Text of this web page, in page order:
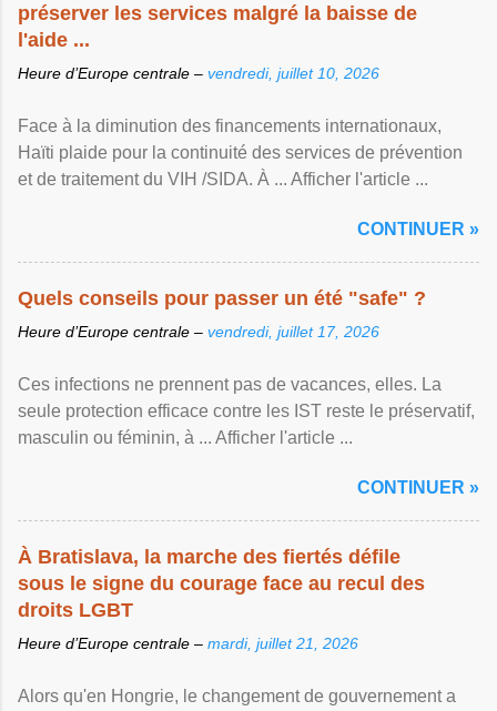
préserver les services malgré la baisse de
l'aide ...
Heure d’Europe centrale – vendredi, juillet 10, 2026
Face à la diminution des financements internationaux,
Haïti plaide pour la continuité des services de prévention
et de traitement du VIH /SIDA. À ... Afficher l'article ...
CONTINUER »
Quels conseils pour passer un été "safe" ?
Heure d’Europe centrale – vendredi, juillet 17, 2026
Ces infections ne prennent pas de vacances, elles. La
seule protection efficace contre les IST reste le préservatif,
masculin ou féminin, à ... Afficher l'article ...
CONTINUER »
À Bratislava, la marche des fiertés défile
sous le signe du courage face au recul des
droits LGBT
Heure d’Europe centrale – mardi, juillet 21, 2026
Alors qu'en Hongrie, le changement de gouvernement a